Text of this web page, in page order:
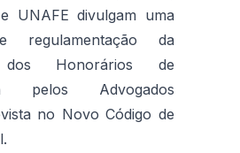
UNAFE divulgam uma
regulamentação da
dos Honorários de
pelos Advogados
no Novo Código de